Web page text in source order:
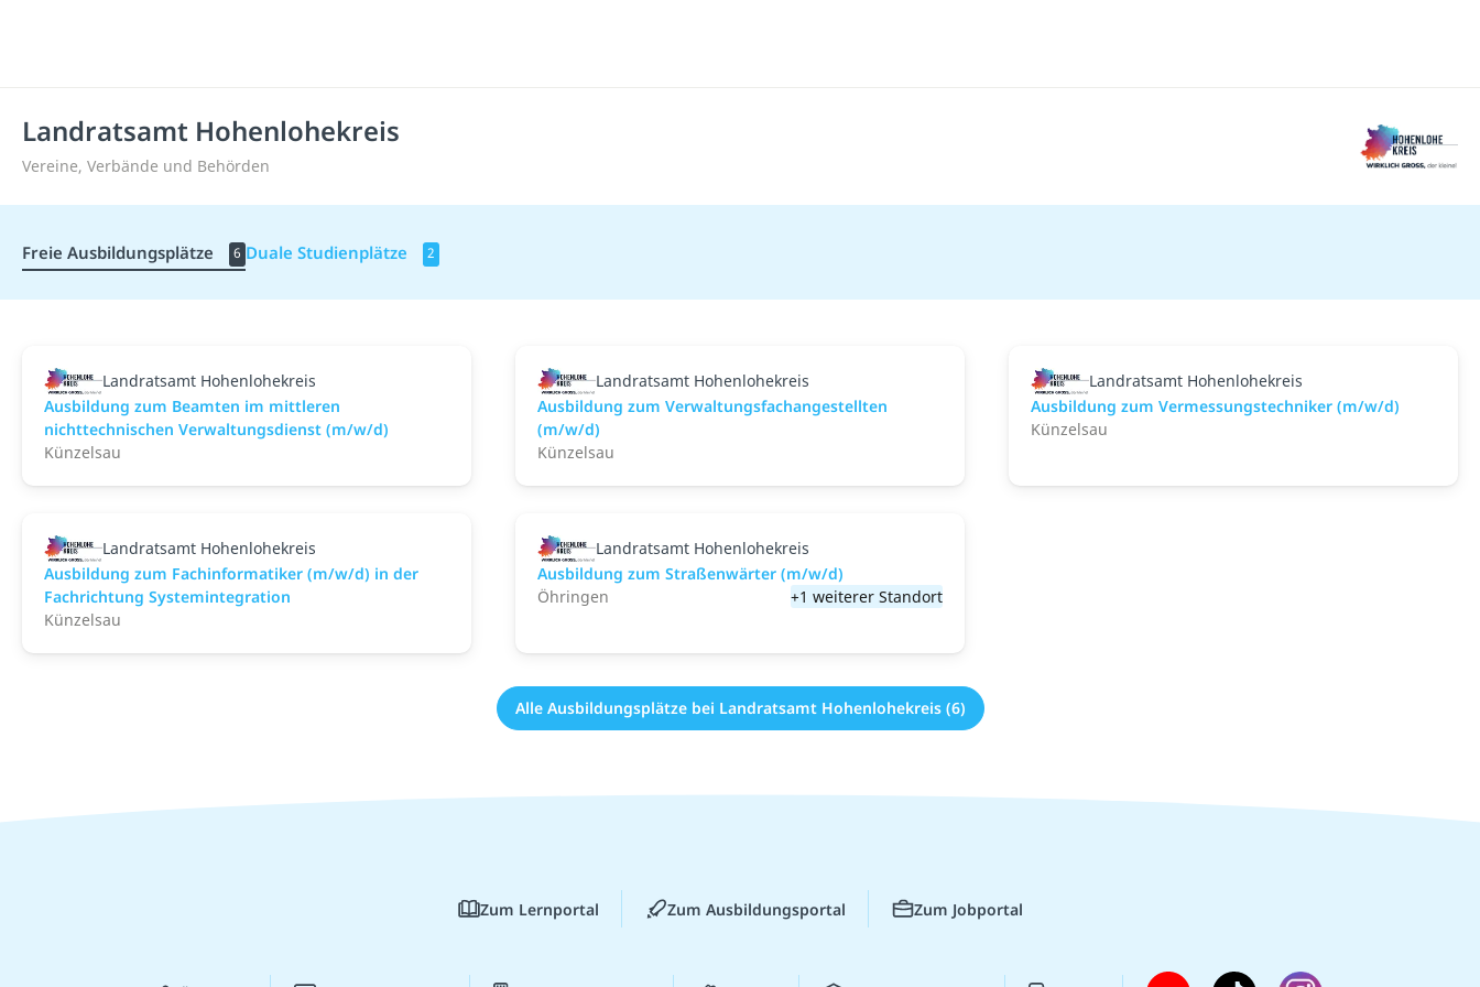
Landratsamt Hohenlohekreis
Vereine, Verbände und Behörden
Freie Ausbildungsplätze 6 Duale Studienplätze 2
Landratsamt Hohenlohekreis
Ausbildung zum Beamten im mittleren
nichttechnischen Verwaltungsdienst (m/w/d)
Künzelsau
Landratsamt Hohenlohekreis
Ausbildung zum Verwaltungsfachangestellten
(m/w/d)
Künzelsau
Landratsamt Hohenlohekreis
Ausbildung zum Vermessungstechniker (m/w/d)
Künzelsau
Landratsamt Hohenlohekreis
Ausbildung zum Fachinformatiker (m/w/d) in der
Fachrichtung Systemintegration
Künzelsau
Landratsamt Hohenlohekreis
Ausbildung zum Straßenwärter (m/w/d)
Öhringen
+1 weiterer Standort
Alle Ausbildungsplätze bei Landratsamt Hohenlohekreis (6)
Zum Lernportal Zum Ausbildungsportal Zum Jobportal